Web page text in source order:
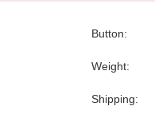
Button:
Weight:
Shipping: